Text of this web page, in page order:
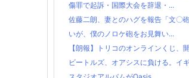
傷罪で起訴・国際大会を辞退・...
佐藤二朗、妻とのハグを報告「文〇
いが、僕のノロケ砲をお見舞い...
【朗報】トリコのオンラインくじ、
ビートルズ、オアシスに負ける。イ